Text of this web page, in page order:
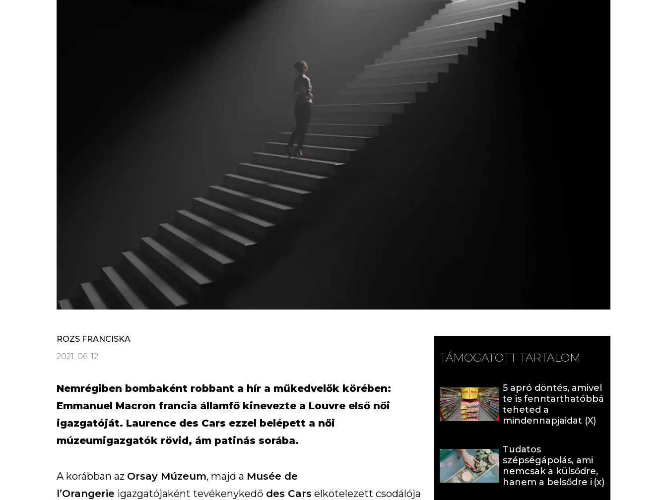
ROZS FRANCISKA
2021. 06. 12.
Nemrégiben bombaként robbant a hír a műkedvelők körében:
Emmanuel Macron francia államfő kinevezte a Louvre első női
igazgatóját. Laurence des Cars ezzel belépett a női
múzeumigazgatók rövid, ám patinás sorába.
A korábban az Orsay Múzeum, majd a Musée de
l’Orangerie igazgatójaként tevékenykedő des Cars elkötelezett csodálója
TÁMOGATOTT TARTALOM
5 apró döntés, amivel
te is fenntarthatóbbá
teheted a
mindennapjaidat (X)
Tudatos
szépségápolás, ami
nemcsak a külsődre,
hanem a belsődre is